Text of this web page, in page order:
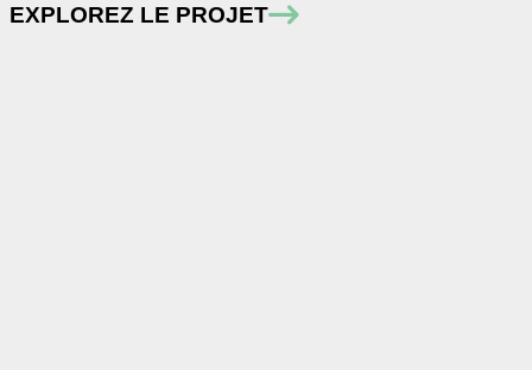
EXPLOREZ LE PROJET